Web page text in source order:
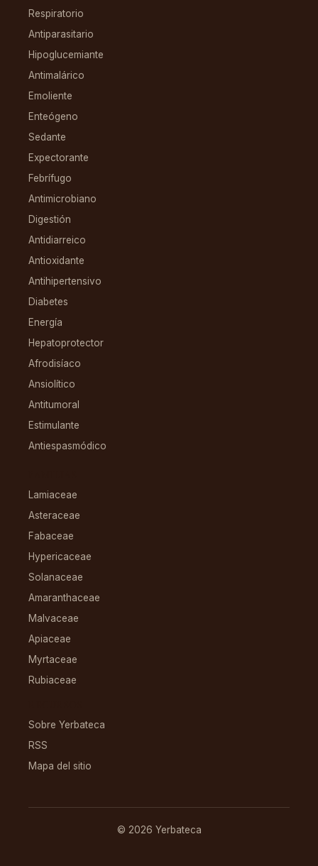
Respiratorio
Antiparasitario
Hipoglucemiante
Antimalárico
Emoliente
Enteógeno
Sedante
Expectorante
Febrífugo
Antimicrobiano
Digestión
Antidiarreico
Antioxidante
Antihipertensivo
Diabetes
Energía
Hepatoprotector
Afrodisíaco
Ansiolítico
Antitumoral
Estimulante
Antiespasmódico
Lamiaceae
Asteraceae
Fabaceae
Hypericaceae
Solanaceae
Amaranthaceae
Malvaceae
Apiaceae
Myrtaceae
Rubiaceae
Sobre Yerbateca
RSS
Mapa del sitio
© 2026 Yerbateca